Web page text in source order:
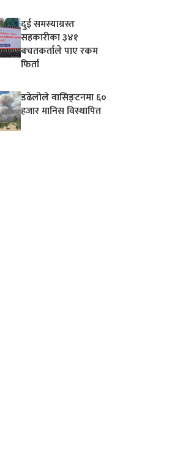
दुई समस्याग्रस्त
सहकारीका ३४१
बचतकर्ताले पाए रकम
फिर्ता
डढेलोले वासिङ्टनमा ६०
हजार मानिस विस्थापित